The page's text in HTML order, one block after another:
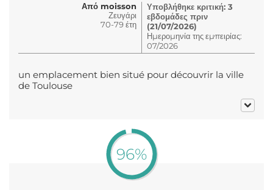
Από moisson
Ζευγάρι
70-79 έτη
Υποβλήθηκε κριτική: 3
εβδομάδες πριν
(21/07/2026)
Ημερομηνία της εμπειρίας:
07/2026
un emplacement bien situé pour découvrir la ville
de Toulouse
96%